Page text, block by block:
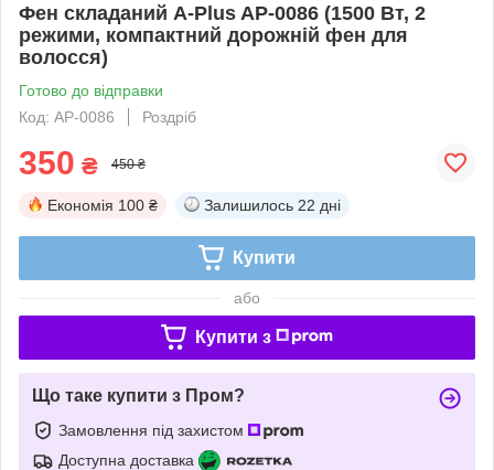
Фен складаний A-Plus AP-0086 (1500 Вт, 2
режими, компактний дорожній фен для
волосся)
Готово до відправки
Код: AP-0086
Роздріб
350 ₴ 450 ₴
Економія 100 ₴ Залишилось 22 дні
Купити
або
Купити з
Що таке купити з Пром?
Замовлення під захистом
Доступна доставка